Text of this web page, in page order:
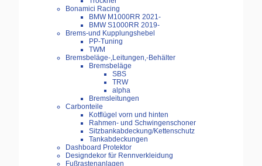
Bonamici Racing
BMW M1000RR 2021-
BMW S1000RR 2019-
Brems-und Kupplungshebel
PP-Tuning
TWM
Bremsbeläge-,Leitungen,-Behälter
Bremsbeläge
SBS
TRW
alpha
Bremsleitungen
Carbonteile
Kotflügel vorn und hinten
Rahmen- und Schwingenschoner
Sitzbankabdeckung/Kettenschutz
Tankabdeckungen
Dashboard Protektor
Designdekor für Rennverkleidung
Fußrastenanlagen